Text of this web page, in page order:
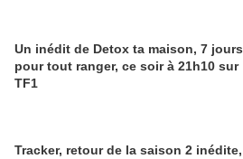
Un inédit de Detox ta maison, 7 jours
pour tout ranger, ce soir à 21h10 sur
TF1
Tracker, retour de la saison 2 inédite,